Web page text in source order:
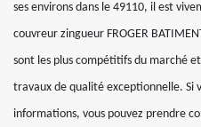
ses environs dans le 49110, il est
couvreur zingueur FROGER
sont les plus compétitifs du marché
travaux de qualité exceptionnelle. Si
informations, vous pouvez prendre